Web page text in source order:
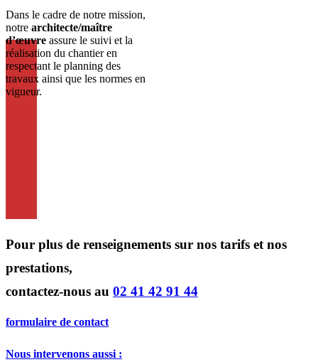
Dans le cadre de notre mission,
notre architecte/maître
d’œuvre assure le suivi et la
réalisation du chantier en
respectant le planning des
travaux ainsi que les normes en
vigueur.
Pour plus de renseignements sur nos tarifs et nos
prestations,
contactez-nous au 02 41 42 91 44
formulaire de contact
Nous intervenons aussi :